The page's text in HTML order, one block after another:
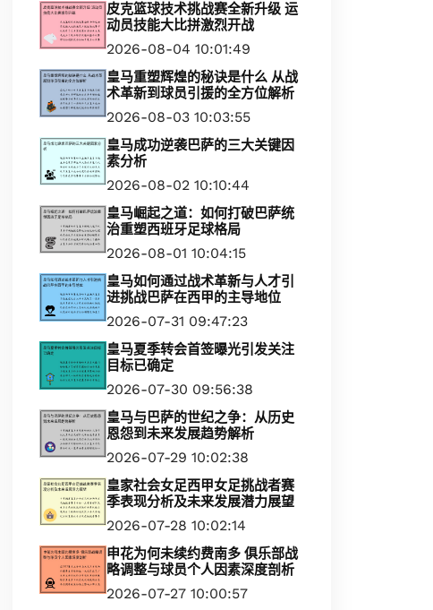
皮克篮球技术挑战赛全新升级 运
动员技能大比拼激烈开战
2026-08-04 10:01:49
皇马重塑辉煌的秘诀是什么 从战
术革新到球员引援的全方位解析
2026-08-03 10:03:55
皇马成功逆袭巴萨的三大关键因
素分析
2026-08-02 10:10:44
皇马崛起之道：如何打破巴萨统
治重塑西班牙足球格局
2026-08-01 10:04:15
皇马如何通过战术革新与人才引
进挑战巴萨在西甲的主导地位
2026-07-31 09:47:23
皇马夏季转会首签曝光引发关注
目标已确定
2026-07-30 09:56:38
皇马与巴萨的世纪之争：从历史
恩怨到未来发展趋势解析
2026-07-29 10:02:38
皇家社会女足西甲女足挑战者赛
季表现分析及未来发展潜力展望
2026-07-28 10:02:14
申花为何未续约费南多 俱乐部战
略调整与球员个人因素深度剖析
2026-07-27 10:00:57